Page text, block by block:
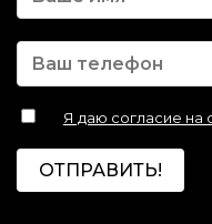
Я даю согласие на